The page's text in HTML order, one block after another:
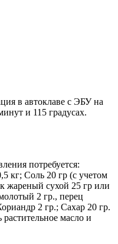
в автоклаве с ЭБУ на
и 115 градусах.
потребуется:
кг; Соль 20 гр (с учетом
жареный сухой 25 гр или
2 гр., перец
2 гр.; Сахар 20 гр.
масло и